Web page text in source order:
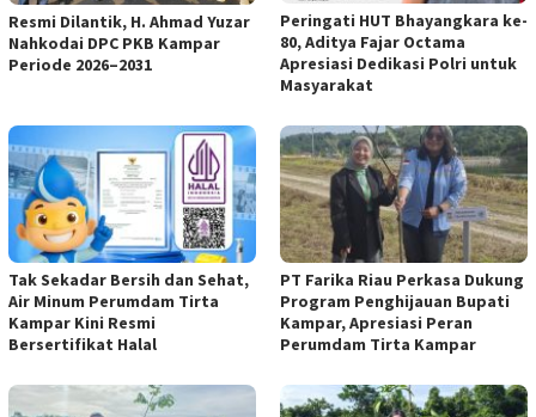
Resmi Dilantik, H. Ahmad Yuzar
Nahkodai DPC PKB Kampar
Periode 2026–2031
Peringati HUT Bhayangkara ke-
80, Aditya Fajar Octama
Apresiasi Dedikasi Polri untuk
Masyarakat
Tak Sekadar Bersih dan Sehat,
Air Minum Perumdam Tirta
Kampar Kini Resmi
Bersertifikat Halal
PT Farika Riau Perkasa Dukung
Program Penghijauan Bupati
Kampar, Apresiasi Peran
Perumdam Tirta Kampar